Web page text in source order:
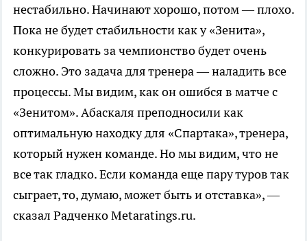
нестабильно. Начинают хорошо, потом — плохо.
Пока не будет стабильности как у «Зенита»,
конкурировать за чемпионство будет очень
сложно. Это задача для тренера — наладить все
процессы. Мы видим, как он ошибся в матче с
«Зенитом». Абаскаля преподносили как
оптимальную находку для «Спартака», тренера,
который нужен команде. Но мы видим, что не
все так гладко. Если команда еще пару туров так
сыграет, то, думаю, может быть и отставка», —
сказал Радченко Metaratings.ru.